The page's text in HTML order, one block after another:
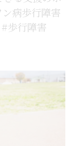
病歩行障害
歩行障害